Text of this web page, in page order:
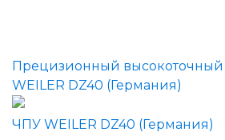
Прецизионный высокоточный
WEILER DZ40 (Германия)